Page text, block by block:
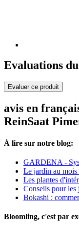
Evaluations
Evaluer ce produit
avis en
ReinSaat
À lire sur notre blog:
GARDENA -
Le jardin au mois
Les plantes
Conseils pour les
Bokashi :
Bloomling, c'est par